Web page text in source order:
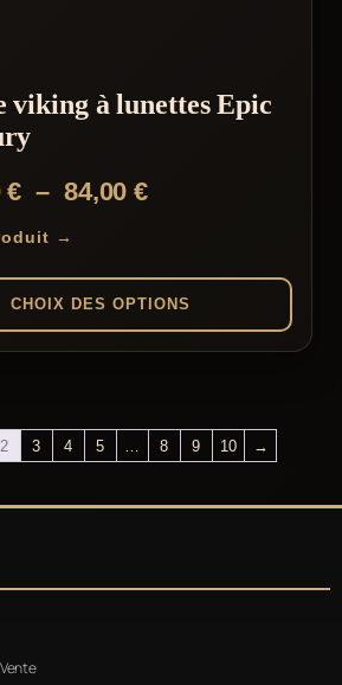
viking à lunettes Epic
€ – 84,00€Plage
79,00 €
à
→
CHOIX DES OPTIONS
2 3 4 5 8 9 10 →